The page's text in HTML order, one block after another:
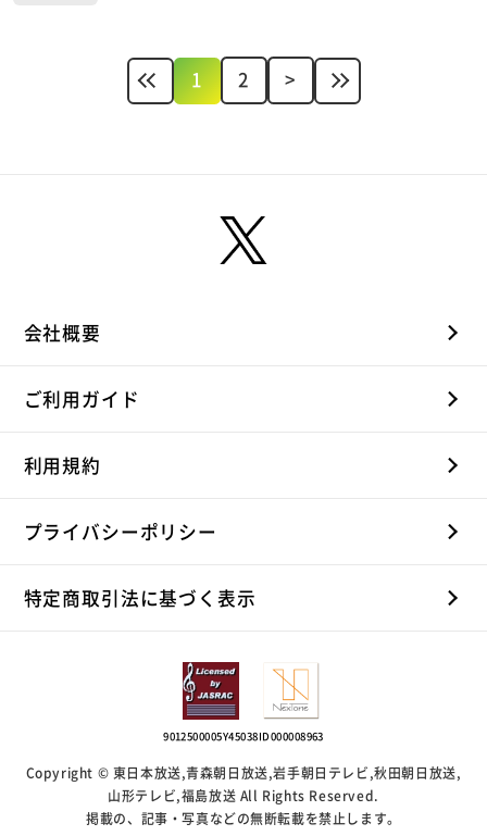
1 2 >
会社概要
ご利用ガイド
利用規約
プライバシーポリシー
特定商取引法に基づく表示
9012500005Y45038 ID000008963
Copyright © 東日本放送,青森朝日放送,岩手朝日テレビ,秋田朝日放送,
山形テレビ,福島放送 All Rights Reserved.
掲載の、記事・写真などの無断転載を禁止します。